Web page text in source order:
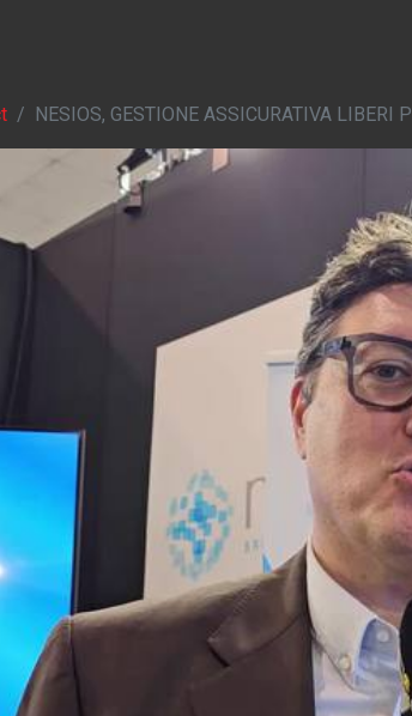
NESIOS, GESTIONE ASSICURATIVA LIBERI